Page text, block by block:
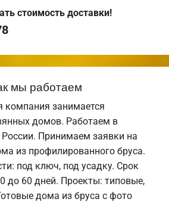
стоимость доставки!
мы работаем
компания занимается
домов. Работаем в
России. Принимаем заявки на
из профилированного бруса.
под ключ, под усадку. Срок
до 60 дней. Проекты: типовые,
дома из бруса с фото